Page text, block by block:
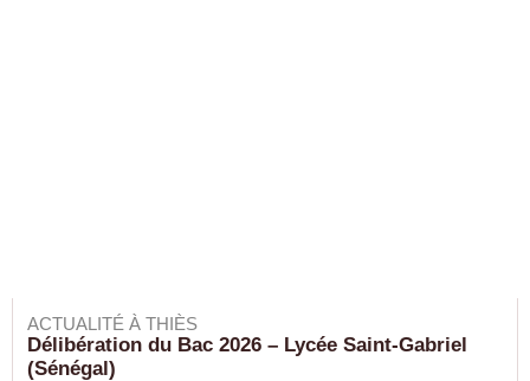
ACTUALITÉ À THIÈS
Délibération du Bac 2026 – Lycée Saint-Gabriel
(Sénégal)